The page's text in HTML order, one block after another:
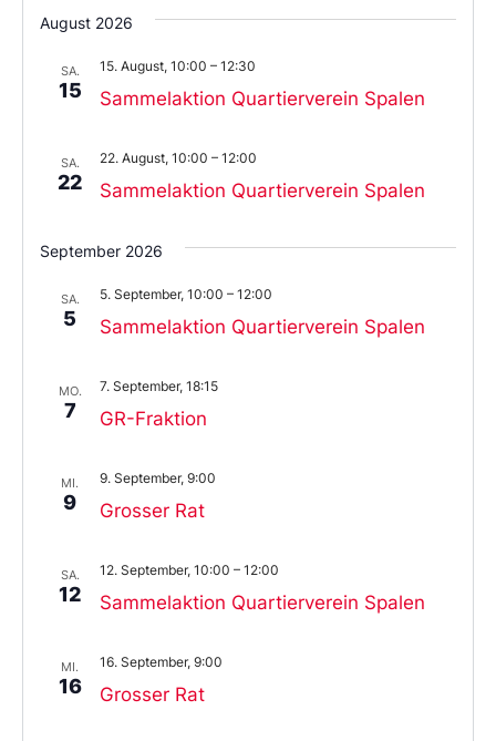
Sie
das
aus.
August 2026
SA.
15 Sammelaktion Quartierverein Spalen
15. August, 10:00 – 12:30
SA.
22 Sammelaktion Quartierverein Spalen
22. August, 10:00 – 12:00
September 2026
SA.
5 Sammelaktion Quartierverein Spalen
5. September, 10:00 – 12:00
MO.
7 GR-Fraktion
7. September, 18:15
MI.
9 Grosser Rat
9. September, 9:00
SA.
12 Sammelaktion Quartierverein Spalen
12. September, 10:00 – 12:00
MI.
16 Grosser Rat
16. September, 9:00